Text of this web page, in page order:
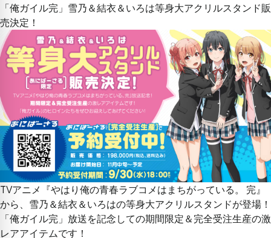
「俺ガイル完」雪乃＆結衣＆いろは等身大アクリルスタンド販
売決定！
TVアニメ『やはり俺の青春ラブコメはまちがっている。 完』
から、雪乃＆結衣＆いろはの等身大アクリルスタンドが登場！
「俺ガイル完」放送を記念しての期間限定＆完全受注生産の激
レアアイテムです！